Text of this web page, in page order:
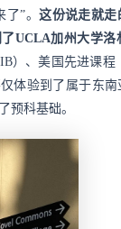
了”。这份说走就走
UCLA加州大学洛
）、美国先进课程
体验到了属于东
预科基础。